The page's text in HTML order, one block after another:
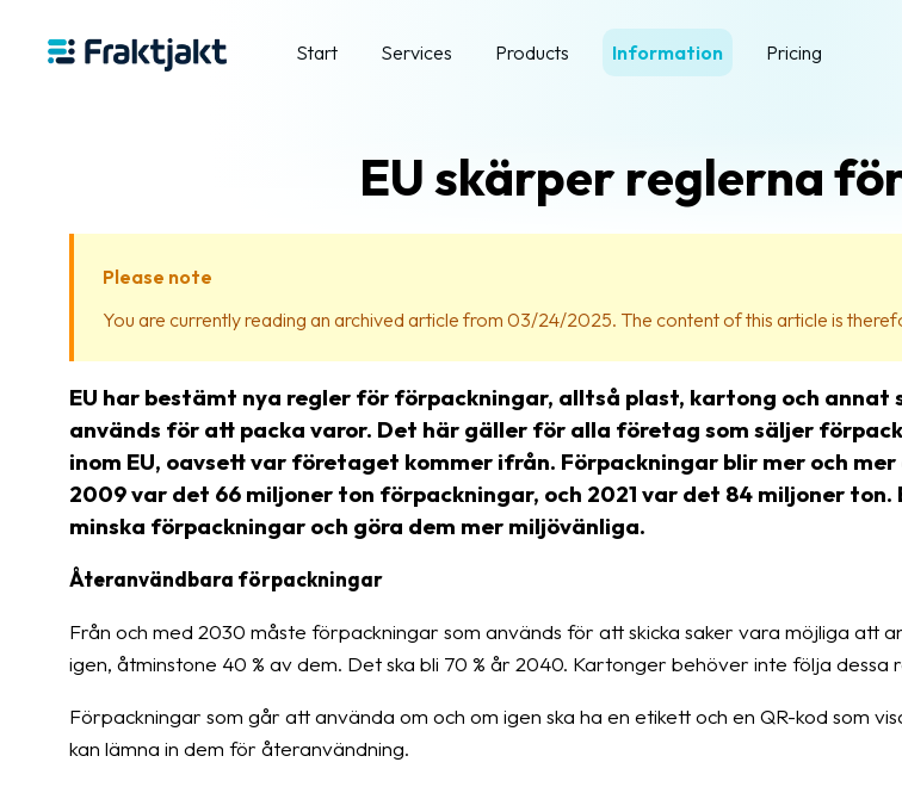
Start Services Products Information Pricing
EU skärper reglerna
Please note
You are currently reading an archived article from 03/24/2025. The content of this article is
EU har bestämt nya regler för förpackningar, alltså plast, kartong och annat
används för att packa varor. Det här gäller för alla företag som säljer
inom EU, oavsett var företaget kommer ifrån. Förpackningar blir mer och
2009 var det 66 miljoner ton förpackningar, och 2021 var det 84 miljoner ton.
minska förpackningar och göra dem mer miljövänliga.
Återanvändbara förpackningar
Från och med 2030 måste förpackningar som används för att skicka saker vara möjliga att
igen, åtminstone 40 % av dem. Det ska bli 70 % år 2040. Kartonger behöver inte följa dessa
Förpackningar som går att använda om och om igen ska ha en etikett och en QR-kod som
kan lämna in dem för återanvändning.